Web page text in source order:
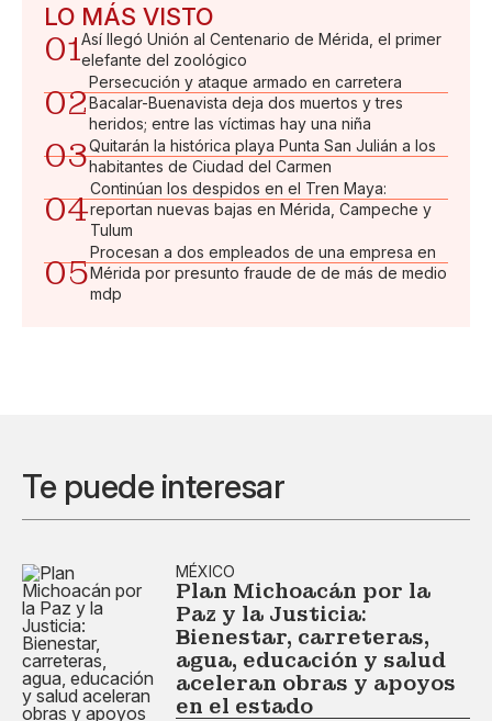
LO MÁS VISTO
01Así llegó Unión al Centenario de Mérida, el primer
elefante del zoológico
02
Persecución y ataque armado en carretera
Bacalar-Buenavista deja dos muertos y tres
heridos; entre las víctimas hay una niña
03Quitarán la histórica playa Punta San Julián a los
habitantes de Ciudad del Carmen
04
Continúan los despidos en el Tren Maya:
reportan nuevas bajas en Mérida, Campeche y
Tulum
05
Procesan a dos empleados de una empresa en
Mérida por presunto fraude de de más de medio
mdp
Te puede interesar
MÉXICO
Plan Michoacán por la
Paz y la Justicia:
Bienestar, carreteras,
agua, educación y salud
aceleran obras y apoyos
en el estado